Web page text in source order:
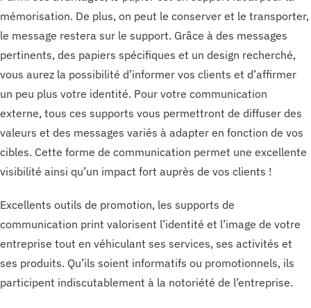
mémorisation. De plus, on peut le conserver et le transporter,
le message restera sur le support. Grâce à des messages
pertinents, des papiers spécifiques et un design recherché,
vous aurez la possibilité d’informer vos clients et d’affirmer
un peu plus votre identité. Pour votre communication
externe, tous ces supports vous permettront de diffuser des
valeurs et des messages variés à adapter en fonction de vos
cibles. Cette forme de communication permet une excellente
visibilité ainsi qu’un impact fort auprès de vos clients !
Excellents outils de promotion, les supports de
communication print valorisent l’identité et l’image de votre
entreprise tout en véhiculant ses services, ses activités et
ses produits. Qu’ils soient informatifs ou promotionnels, ils
participent indiscutablement à la notoriété de l’entreprise.